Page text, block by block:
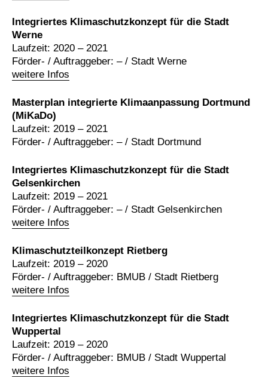
Integriertes Klimaschutzkonzept für die Stadt
Werne
weitere Infos
Laufzeit: 2020 – 2021
Förder- / Auftraggeber: – / Stadt Werne
Masterplan integrierte Klimaanpassung Dortmund
(MiKaDo)
Laufzeit: 2019 – 2021
Förder- / Auftraggeber: – / Stadt Dortmund
Integriertes Klimaschutzkonzept für die Stadt
Gelsenkirchen
weitere Infos
Laufzeit: 2019 – 2021
Förder- / Auftraggeber: – / Stadt Gelsenkirchen
Klimaschutzteilkonzept Rietberg
weitere Infos
Laufzeit: 2019 – 2020
Förder- / Auftraggeber: BMUB / Stadt Rietberg
Integriertes Klimaschutzkonzept für die Stadt
Wuppertal
weitere Infos
Laufzeit: 2019 – 2020
Förder- / Auftraggeber: BMUB / Stadt Wuppertal